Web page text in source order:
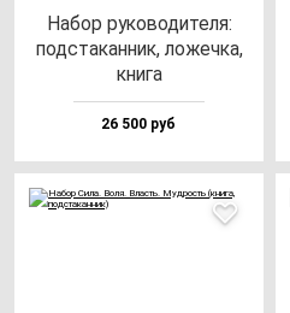
Набор ру­ко­во­ди­те­ля:
под­ста­кан­ник, ло­жеч­ка,
кни­га
26 500 руб